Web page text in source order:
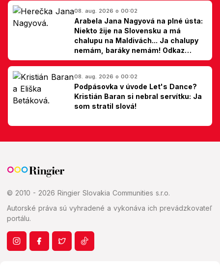
08. aug. 2026 o 00:02
Arabela Jana Nagyová na plné ústa:
Niekto žije na Slovensku a má
chalupu na Maldivách... Ja chalupy
nemám, baráky nemám! Odkaz
Slovákom
08. aug. 2026 o 00:02
Podpásovka v úvode Let's Dance?
Kristián Baran si nebral servítku: Ja
som stratil slová!
© 2010 - 2026 Ringier Slovakia Communities s.r.o.
Autorské práva sú vyhradené a vykonáva ich prevádzkovateľ
portálu.